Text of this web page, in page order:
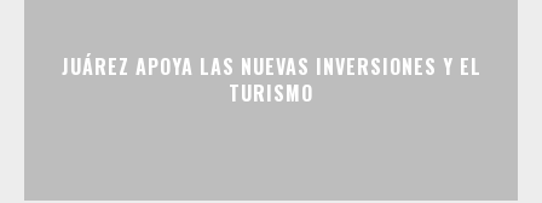
JUÁREZ APOYA LAS NUEVAS INVERSIONES Y EL
TURISMO